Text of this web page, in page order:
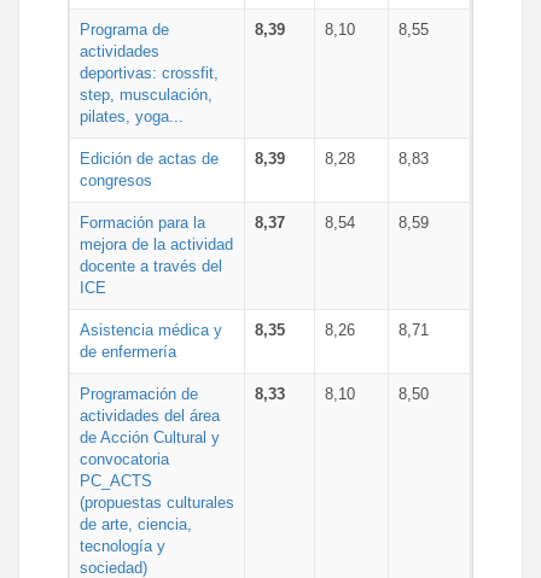
Programa de
actividades
deportivas: crossfit,
step, musculación,
pilates, yoga...
8,39 8,10 8,55
Edición de actas de
congresos
8,39 8,28 8,83
Formación para la
mejora de la actividad
docente a través del
ICE
8,37 8,54 8,59
Asistencia médica y
de enfermería
8,35 8,26 8,71
Programación de
actividades del área
de Acción Cultural y
convocatoria
PC_ACTS
(propuestas culturales
de arte, ciencia,
tecnología y
sociedad)
8,33 8,10 8,50